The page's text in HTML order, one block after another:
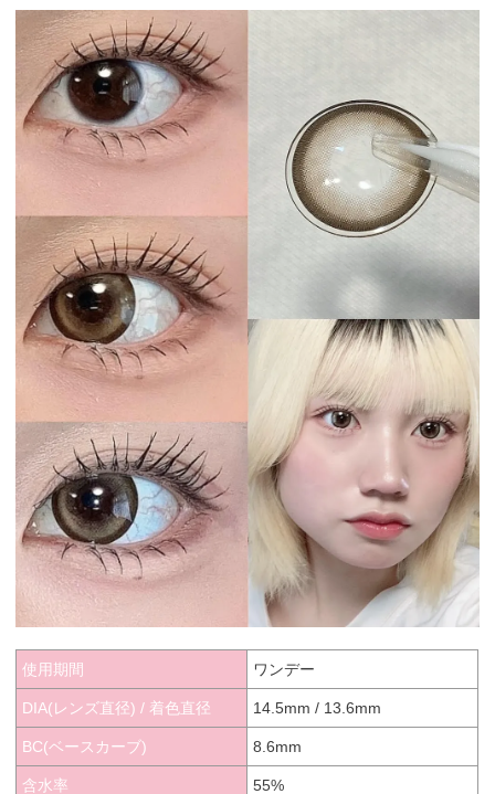
使用期間 ワンデー
DIA(レンズ直径) / 着色直径 14.5mm / 13.6mm
BC(ベースカーブ) 8.6mm
含水率 55%